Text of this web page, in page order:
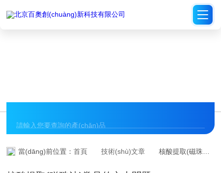
欧美videosgratis杂交八禽交,你懂的在线视频亚洲国产,色老久久精品
selao,国产成人av一区二区三
當(dāng)前位置：首頁 技術(shù)文章 核酸提取(磁珠法)常見的六大問題